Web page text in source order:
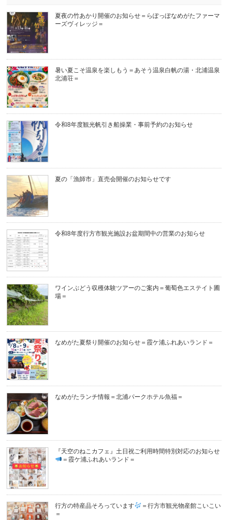
夏夜の竹あかり開催のお知らせ＝らぽっぽなめがたファーマ
ーズヴィレッジ＝
暑い夏こそ温泉を楽しもう＝あそう温泉白帆の湯・北浦温泉
北浦荘＝
令和8年度観光帆引き船操業・事前予約のお知らせ
夏の「漁師市」直売会開催のお知らせです
令和8年度行方市観光施設お盆期間中の営業のお知らせ
ワインぶどう収穫体験ツアーのご案内＝葡萄色エステイト圃
場＝
なめがた夏祭り開催のお知らせ＝霞ケ浦ふれあいランド＝
なめがたランチ情報＝北浦パークホテル魚福＝
『天空のねこカフェ』土日祝ご利用時間特別対応のお知らせ
＝霞ケ浦ふれあいランド＝
行方の特産品そろっています
＝行方市観光物産館こいこい
＝